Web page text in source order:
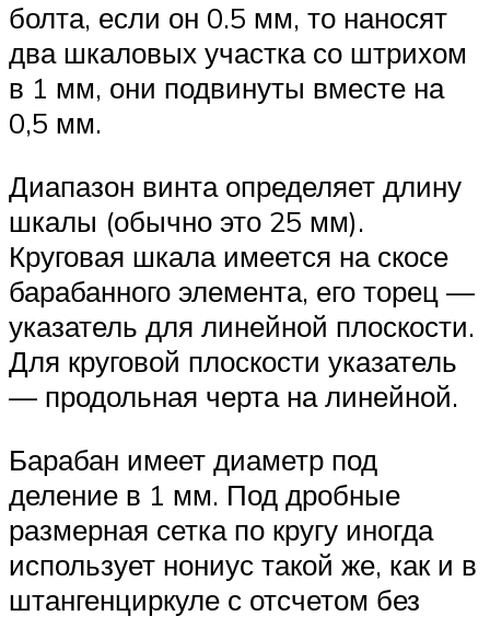
болта, если он 0.5 мм, то наносят
два шкаловых участка со штрихом
в 1 мм, они подвинуты вместе на
0,5 мм.
Диапазон винта определяет длину
шкалы (обычно это 25 мм).
Круговая шкала имеется на скосе
барабанного элемента, его торец —
указатель для линейной плоскости.
Для круговой плоскости указатель
— продольная черта на линейной.
Барабан имеет диаметр под
деление в 1 мм. Под дробные
размерная сетка по кругу иногда
использует нониус такой же, как и в
штангенциркуле с отсчетом без